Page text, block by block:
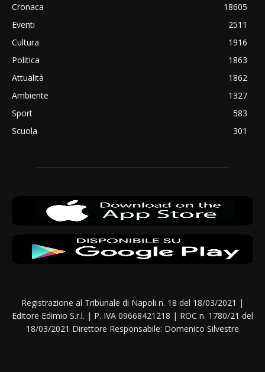
Cronaca
18605
Eventi
2511
Cultura
1916
Politica
1863
Attualità
1862
Ambiente
1327
Sport
583
Scuola
301
Registrazione al Tribunale di Napoli n. 18 del 18/03/2021 |
Editore Edimio S.r.l. | P. IVA 09668421218 | ROC n. 1780/21 del
18/03/2021 Direttore Responsabile: Domenico Silvestre